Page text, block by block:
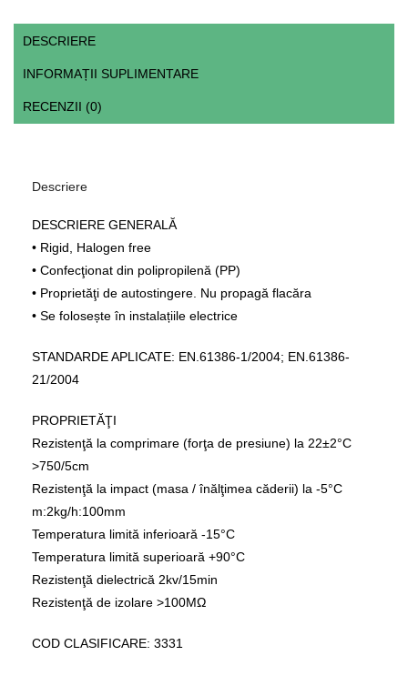
DESCRIERE
INFORMAȚII SUPLIMENTARE
RECENZII (0)
Descriere
DESCRIERE GENERALĂ
• Rigid, Halogen free
• Confecţionat din polipropilenă (PP)
• Proprietăţi de autostingere. Nu propagă flacăra
• Se folosește în instalațiile electrice
STANDARDE APLICATE: EN.61386-1/2004; EN.61386-
21/2004
PROPRIETĂŢI
Rezistenţă la comprimare (forţa de presiune) la 22±2°C
>750/5cm
Rezistenţă la impact (masa / înălţimea căderii) la -5°C
m:2kg/h:100mm
Temperatura limită inferioară -15°C
Temperatura limită superioară +90°C
Rezistenţă dielectrică 2kv/15min
Rezistenţă de izolare >100ΜΩ
COD CLASIFICARE: 3331